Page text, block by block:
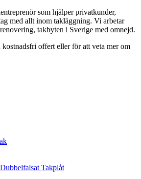
som hjälper privatkunder,
med allt inom takläggning. Vi arbetar
takbyten i Sverige med omnejd.
offert eller för att veta mer om
Takplåt